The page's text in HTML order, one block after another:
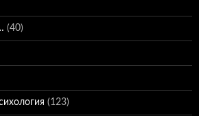
(40)
(123)